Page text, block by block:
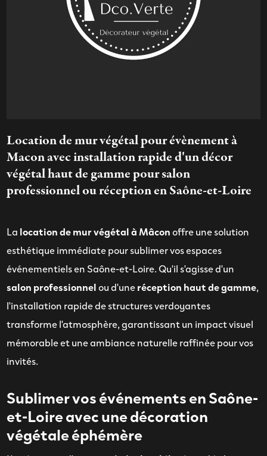
Location de mur végétal pour évènement à
Macon avec installation rapide d'un décor
végétal haut de gamme pour salon
professionnel ou réception en Saône-et-Loire
La location de mur végétal à Mâconoffre une solution
esthétique immédiate pour sublimer vos espaces
événementiels en Saône-et-Loire. Qu'il s'agisse d'un
salon professionnelou d'uneréception haut de gamme,
l'installation rapide de structures verdoyantes
transforme l'atmosphère, garantissant un impact visuel
mémorable et une ambiance naturelle raffinée pour vos
invités.
Sublimer vos événements en Saône-
et-Loire avec une décoration
végétale éphémère